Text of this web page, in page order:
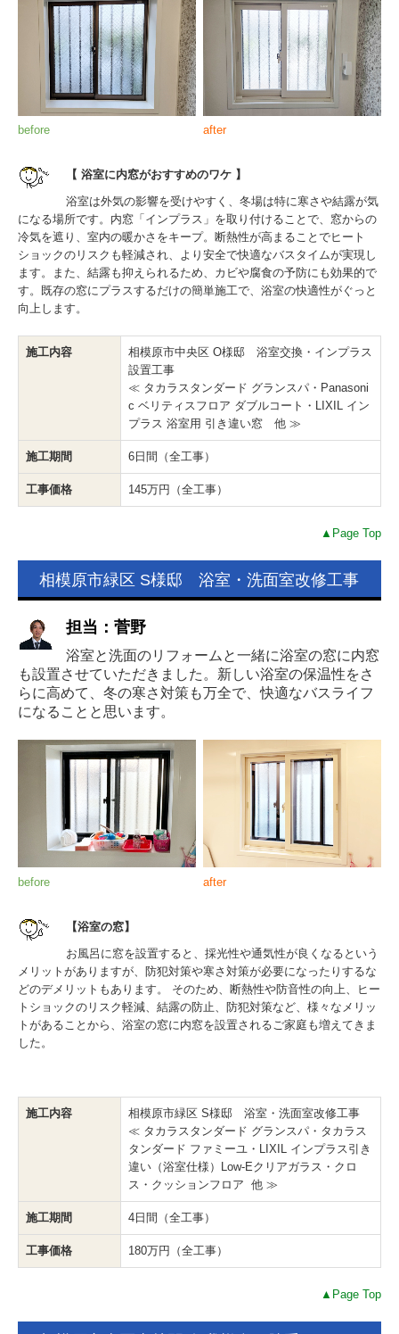
before after
【 浴室に内窓がおすすめのワケ 】
浴室は外気の影響を受けやすく、冬場は特に寒さや結露が気
になる場所です。内窓「インプラス」を取り付けることで、窓からの
冷気を遮り、室内の暖かさをキープ。断熱性が高まることでヒート
ショックのリスクも軽減され、より安全で快適なバスタイムが実現し
ます。また、結露も抑えられるため、カビや腐食の予防にも効果的で
す。既存の窓にプラスするだけの簡単施工で、浴室の快適性がぐっと
向上します。
施工内容
相模原市中央区 O様邸 浴室交換・インプラス
設置工事
≪ タカラスタンダード グランスパ・Panasoni
c ベリティスフロア ダブルコート・LIXIL イン
プラス 浴室用 引き違い窓 他 ≫
施工期間 6日間（全工事）
工事価格 145万円（全工事）
▲Page Top
相模原市緑区 S様邸 浴室・洗面室改修工事
担当：菅野
浴室と洗面のリフォームと一緒に浴室の窓に内窓
も設置させていただきました。新しい浴室の保温性をさ
らに高めて、冬の寒さ対策も万全で、快適なバスライフ
になることと思います。
before after
【浴室の窓】
お風呂に窓を設置すると、採光性や通気性が良くなるという
メリットがありますが、防犯対策や寒さ対策が必要になったりするな
どのデメリットもあります。 そのため、断熱性や防音性の向上、ヒー
トショックのリスク軽減、結露の防止、防犯対策など、様々なメリッ
トがあることから、浴室の窓に内窓を設置されるご家庭も増えてきま
した。
施工内容
相模原市緑区 S様邸 浴室・洗面室改修工事
≪ タカラスタンダード グランスパ・タカラス
タンダード ファミーユ・LIXIL インプラス引き
違い（浴室仕様）Low-Eクリアガラス・クロ
ス・クッションフロア 他 ≫
施工期間 4日間（全工事）
工事価格 180万円（全工事）
▲Page Top